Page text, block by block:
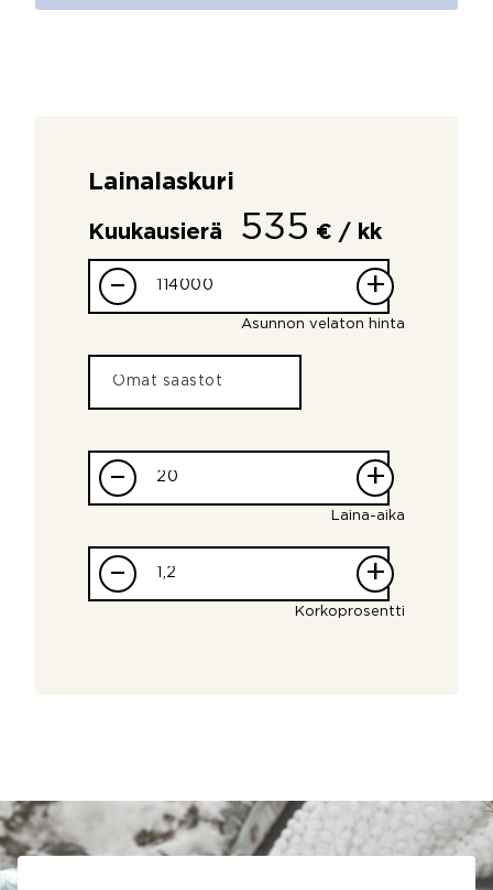
Lainalaskuri
Kuukausierä 535 € / kk
– +
Asunnon velaton hinta
– +
Laina-aika
– +
Korkoprosentti